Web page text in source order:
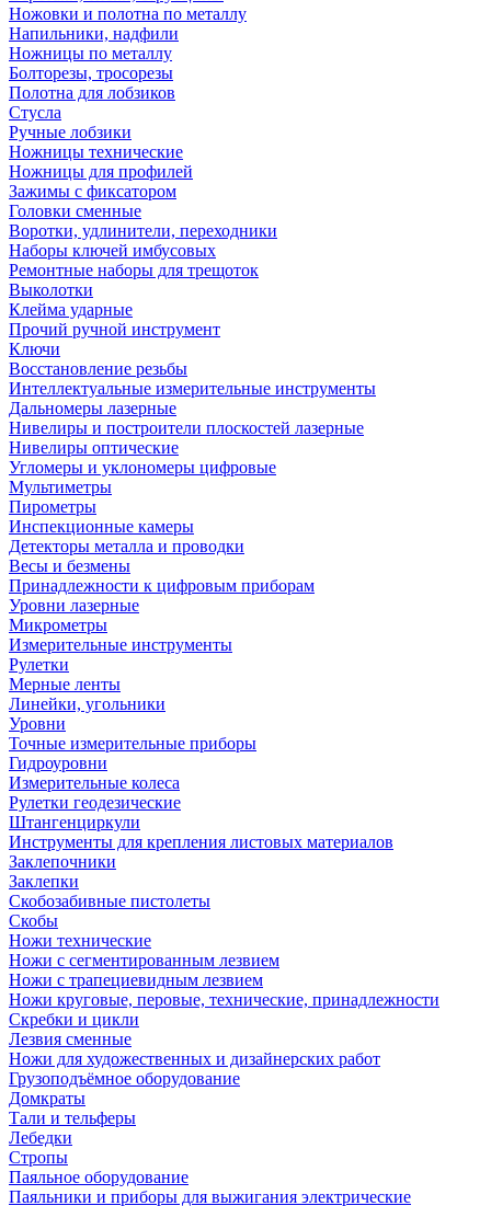
Ножовки и полотна по металлу
Напильники, надфили
Ножницы по металлу
Болторезы, тросорезы
Полотна для лобзиков
Стусла
Ручные лобзики
Ножницы технические
Ножницы для профилей
Зажимы с фиксатором
Головки сменные
Воротки, удлинители, переходники
Наборы ключей имбусовых
Ремонтные наборы для трещоток
Выколотки
Клейма ударные
Прочий ручной инструмент
Ключи
Восстановление резьбы
Интеллектуальные измерительные инструменты
Дальномеры лазерные
Нивелиры и построители плоскостей лазерные
Нивелиры оптические
Угломеры и уклономеры цифровые
Мультиметры
Пирометры
Инспекционные камеры
Детекторы металла и проводки
Весы и безмены
Принадлежности к цифровым приборам
Уровни лазерные
Микрометры
Измерительные инструменты
Рулетки
Мерные ленты
Линейки, угольники
Уровни
Точные измерительные приборы
Гидроуровни
Измерительные колеса
Рулетки геодезические
Штангенциркули
Инструменты для крепления листовых материалов
Заклепочники
Заклепки
Скобозабивные пистолеты
Скобы
Ножи технические
Ножи с сегментированным лезвием
Ножи с трапециевидным лезвием
Ножи круговые, перовые, технические, принадлежности
Скребки и цикли
Лезвия сменные
Ножи для художественных и дизайнерских работ
Грузоподъёмное оборудование
Домкраты
Тали и тельферы
Лебедки
Стропы
Паяльное оборудование
Паяльники и приборы для выжигания электрические